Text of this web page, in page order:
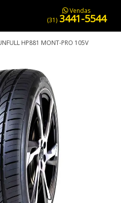
AUTOMOTIVOS NOSSA LOJA
Vendas
(31) 3441-5544
HP881 MONT-PRO 105V